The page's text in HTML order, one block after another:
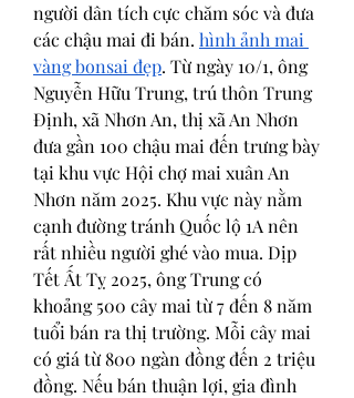
người dân tích cực chăm sóc và đưa
các chậu mai đi bán. hình ảnh mai
vàng bonsai đẹp. Từ ngày 10/1, ông
Nguyễn Hữu Trung, trú thôn Trung
Định, xã Nhơn An, thị xã An Nhơn
đưa gần 100 chậu mai đến trưng bày
tại khu vực Hội chợ mai xuân An
Nhơn năm 2025. Khu vực này nằm
cạnh đường tránh Quốc lộ 1A nên
rất nhiều người ghé vào mua. Dịp
Tết Ất Tỵ 2025, ông Trung có
khoảng 500 cây mai từ 7 đến 8 năm
tuổi bán ra thị trường. Mỗi cây mai
có giá từ 800 ngàn đồng đến 2 triệu
đồng. Nếu bán thuận lợi, gia đình